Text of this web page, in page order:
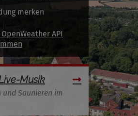
merken
API
Musik
und Saunieren im